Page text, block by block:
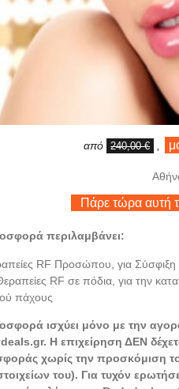
από 240,00 € ,
Πάρε τώρα αυτή
περιλαμβάνει:
RF Προσώπου, για
RF σε πόδια, για την
πάχους
ισχύει μόνο με την
Η επιχείρηση ΔΕΝ
χωρίς την προσκόμιση
του). Για τυχόν